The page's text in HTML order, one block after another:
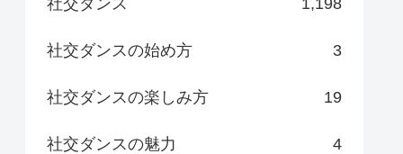
社交ダンス 1,198
社交ダンスの始め方 3
社交ダンスの楽しみ方 19
社交ダンスの魅力 4